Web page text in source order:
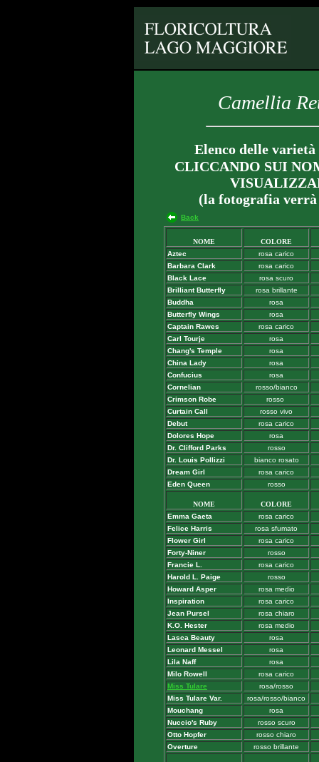
Camellia
Elenco delle
CLICCANDO SUI
(la fotografia
Back
NOME
COLORE
Aztec
rosa carico
Barbara Clark
rosa carico
Black Lace
rosa scuro
Brilliant Butterfly
rosa brillante
Buddha
rosa
Butterfly Wings
rosa
Captain Rawes
rosa carico
Carl Tourje
rosa
Chang's Temple
rosa
China Lady
rosa
Confucius
rosa
Cornelian
rosso/bianco
Crimson Robe
rosso
Curtain Call
rosso vivo
Debut
rosa carico
Dolores Hope
rosa
Dr. Clifford Parks
rosso
Dr. Louis Pollizzi
bianco rosato
Dream Girl
rosa carico
Eden Queen
rosso
NOME
COLORE
Emma Gaeta
rosa carico
Felice Harris
rosa sfumato
Flower Girl
rosa carico
Forty-Niner
rosso
Francie L.
rosa carico
Harold L. Paige
rosso
Howard Asper
rosa medio
Inspiration
rosa carico
Jean Pursel
rosa chiaro
K.O. Hester
rosa medio
Lasca Beauty
rosa
Leonard Messel
rosa
Lila Naff
rosa
Milo Rowell
rosa carico
Miss Tulare
rosa/rosso
Miss Tulare Var.
rosa/rosso/bianco
Mouchang
rosa
Nuccio's Ruby
rosso scuro
Otto Hopfer
rosso chiaro
Overture
rosso brillante